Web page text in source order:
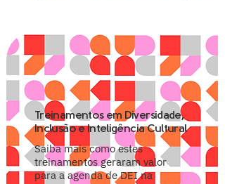
Treinamentos em Diversidade,
Inclusão e Inteligência Cultural
Saiba mais como estes
treinamentos geraram valor
para a agenda de DEI na